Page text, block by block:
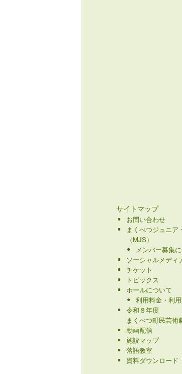
サイトマップ
お問い合わせ
まくべつジュニア
（MJS）
メンバー募集
ソーシャルメディ
チケット
トピックス
ホールについて
利用料金・利
令和８年度
まくべつ町民芸術
動画配信
施設マップ
落語教室
資料ダウンロード